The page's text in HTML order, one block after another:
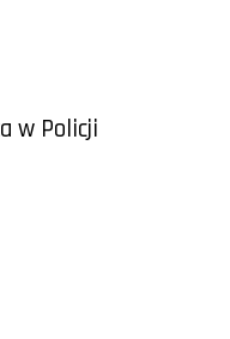
w Policji